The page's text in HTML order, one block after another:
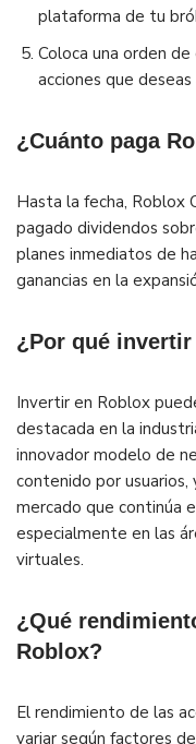
plataforma de tu
Coloca una orden
acciones que
¿Cuánto paga
Hasta la fecha, Roblox
pagado dividendos
planes inmediatos de
ganancias en la
¿Por qué
Invertir en Roblox
destacada en la
innovador modelo de
contenido por
mercado que continúa
especialmente en las
virtuales.
¿Qué
Roblox?
El rendimiento de las
variar según factores